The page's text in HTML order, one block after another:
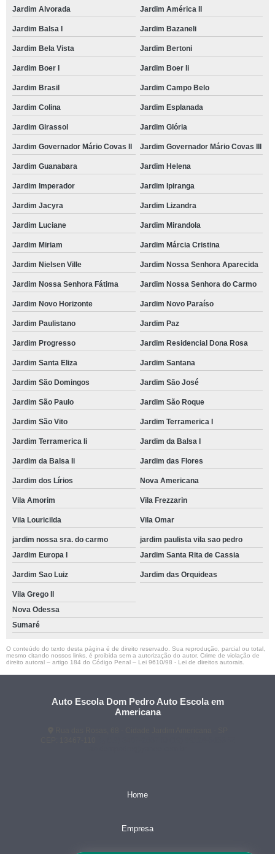
Jardim Alvorada Jardim América II
Jardim Balsa I Jardim Bazaneli
Jardim Bela Vista Jardim Bertoni
Jardim Boer I Jardim Boer Ii
Jardim Brasil Jardim Campo Belo
Jardim Colina Jardim Esplanada
Jardim Girassol Jardim Glória
Jardim Governador Mário Covas II Jardim Governador Mário Covas III
Jardim Guanabara Jardim Helena
Jardim Imperador Jardim Ipiranga
Jardim Jacyra Jardim Lizandra
Jardim Luciane Jardim Mirandola
Jardim Miriam Jardim Márcia Cristina
Jardim Nielsen Ville Jardim Nossa Senhora Aparecida
Jardim Nossa Senhora Fátima Jardim Nossa Senhora do Carmo
Jardim Novo Horizonte Jardim Novo Paraíso
Jardim Paulistano Jardim Paz
Jardim Progresso Jardim Residencial Dona Rosa
Jardim Santa Eliza Jardim Santana
Jardim São Domingos Jardim São José
Jardim São Paulo Jardim São Roque
Jardim São Vito Jardim Terramerica I
Jardim Terramerica Ii Jardim da Balsa I
Jardim da Balsa Ii Jardim das Flores
Jardim dos Lírios Nova Americana
Vila Amorim Vila Frezzarin
Vila Louricilda Vila Omar
jardim nossa sra. do carmo
jardim paulista vila sao pedro
Jardim Europa I
Jardim Santa Rita de Cassia
Jardim Sao Luiz Jardim das Orquideas
Vila Grego II
Nova Odessa
Sumaré
O conteúdo do texto desta página é de direito reservado. Sua reprodução, parcial ou total,
mesmo citando nossos links, é proibida sem a autorização do autor. Crime de violação de
direito autoral – artigo 184 do Código Penal – Lei 9610/98 - Lei de direitos autorais
Auto Escola Dom Pedro Auto Escola em
Americana
Home
Empresa